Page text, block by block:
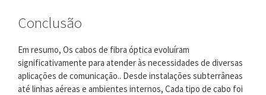
Conclusão
Em resumo, Os cabos de fibra óptica evoluíram
significativamente para atender às necessidades de diversas
aplicações de comunicação.. Desde instalações subterrâneas
até linhas aéreas e ambientes internos, Cada tipo de cabo foi